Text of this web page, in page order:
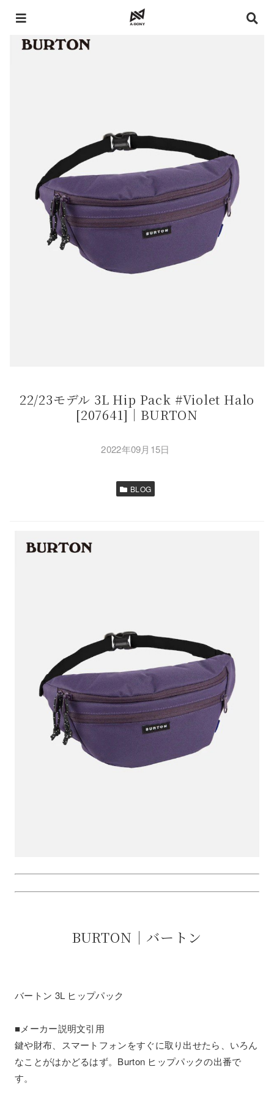
22/23モデル 3L Hip Pack #Violet Halo
[207641]｜BURTON
2022年09月15日
BLOG
BURTON｜バートン
バートン 3L ヒップパック
■メーカー説明文引用
鍵や財布、スマートフォンをすぐに取り出せたら、いろん
なことがはかどるはず。Burton ヒップパックの出番で
す。